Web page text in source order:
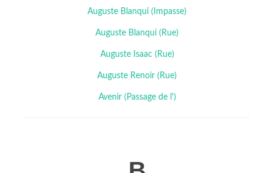
Auguste Blanqui (Impasse)
Auguste Blanqui (Rue)
Auguste Isaac (Rue)
Auguste Renoir (Rue)
Avenir (Passage de l')